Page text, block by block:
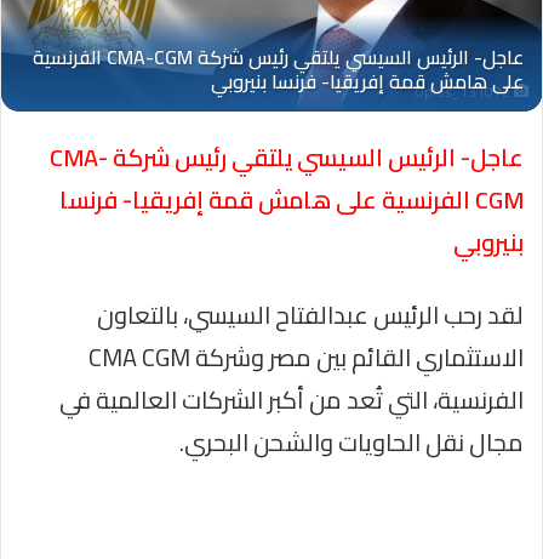
Oplus_131072
عاجل- الرئيس السيسي يلتقي رئيس شركة CMA-
CGM الفرنسية على هامش قمة إفريقيا- فرنسا
بنيروبي
لقد رحب الرئيس عبدالفتاح السيسي، بالتعاون
الاستثماري القائم بين مصر وشركة CMA CGM
الفرنسية، التي تُعد من أكبر الشركات العالمية في
مجال نقل الحاويات والشحن البحري.